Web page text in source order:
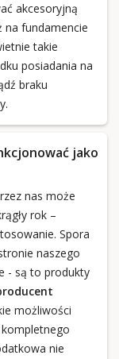
akcesoryjną
fundamencie
takie
posiadania na
braku
jako
nas może
rok –
Spora
naszego
- są to produkty
możliwości
nie